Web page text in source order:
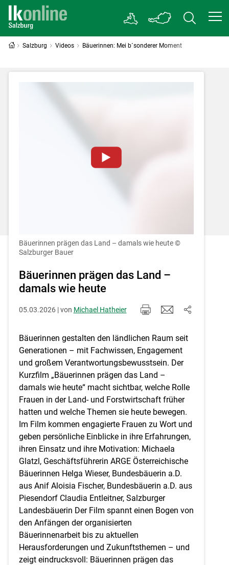
Salzburg Videos Bäuerinnen: Mei b´sonderer Moment
Einstellungen jederzeit einsehen und
korrigieren
Akzeptieren
Bäuerinnen prägen das Land – damals wie heute ©
Salzburger Bauer
Bäuerinnen prägen das Land –
damals wie heute
05.03.2026 | von Michael Hatheier
Bäuerinnen gestalten den ländlichen Raum seit
Generationen – mit Fachwissen, Engagement
und großem Verantwortungsbewusstsein. Der
Kurzfilm „Bäuerinnen prägen das Land –
damals wie heute“ macht sichtbar, welche Rolle
Frauen in der Land- und Forstwirtschaft früher
hatten und welche Themen sie heute bewegen.
Im Film kommen engagierte Frauen zu Wort und
geben persönliche Einblicke in ihre Erfahrungen,
ihren Einsatz und ihre Motivation: Michaela
Glatzl, Geschäftsführerin ARGE Österreichische
Bäuerinnen Helga Wieser, Bundesbäuerin a.D.
aus Anif Aloisia Fischer, Bundesbäuerin a.D. aus
Piesendorf Claudia Entleitner, Salzburger
Landesbäuerin Der Film spannt einen Bogen von
den Anfängen der organisierten
Bäuerinnenarbeit bis zu aktuellen
Herausforderungen und Zukunftsthemen – und
zeigt eindrucksvoll: Bäuerinnen prägen das